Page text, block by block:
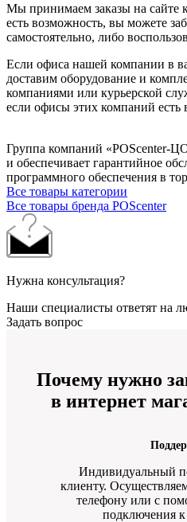
Мы принимаем заказы на сайте
есть возможность, вы можете
самостоятельно, либо
Если офиса нашей компании в
доставим оборудование и
компаниями или курьерской
если офисы этих компаний есть
Группа компаний «POScenter-
и обеспечивает гарантийное
программного обеспечения в
Все товары категории
Все товары бренда POScenter
Нужна консультация?
Наши специалисты ответят на
Задать вопрос
Почему нужно
в интернет
Индивидуальный
клиенту.
телефону или с
подключения